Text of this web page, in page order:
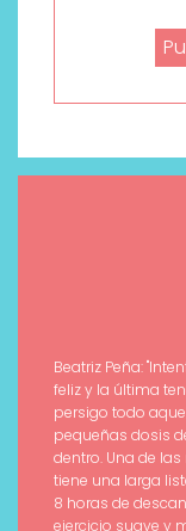
Beatriz Peña:
feliz y la última
persigo todo
pequeñas dosis
dentro. Una de
tiene una larga
8 horas de
ejercicio suave y